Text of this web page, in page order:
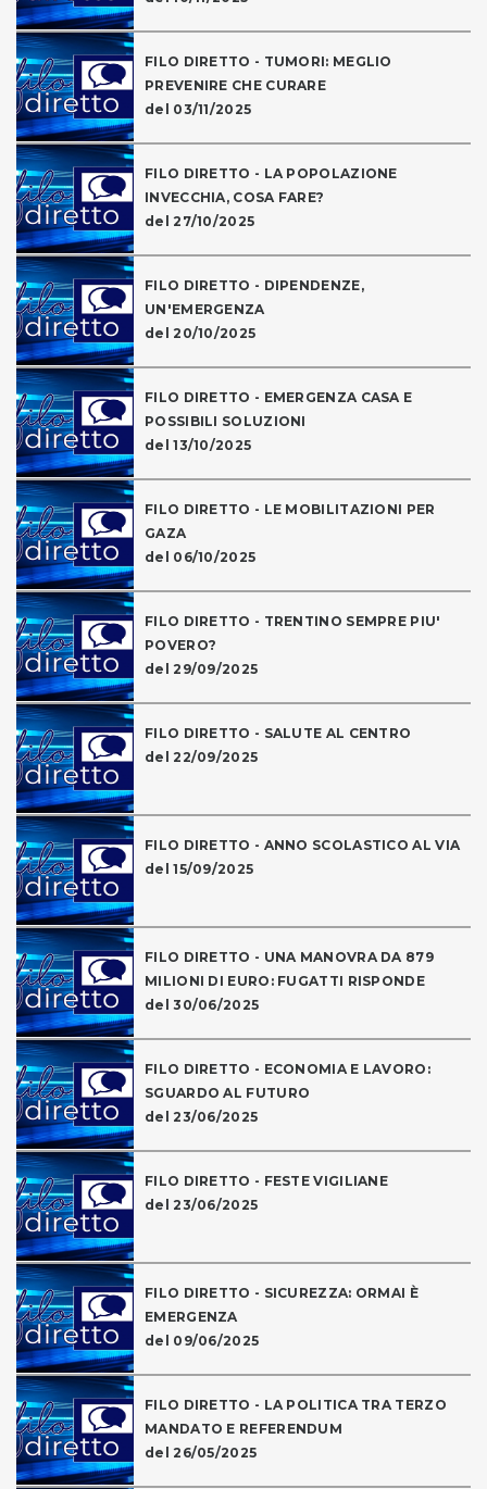
FILO DIRETTO - TUMORI: MEGLIO
PREVENIRE CHE CURARE
del 03/11/2025
FILO DIRETTO - LA POPOLAZIONE
INVECCHIA, COSA FARE?
del 27/10/2025
FILO DIRETTO - DIPENDENZE,
UN'EMERGENZA
del 20/10/2025
FILO DIRETTO - EMERGENZA CASA E
POSSIBILI SOLUZIONI
del 13/10/2025
FILO DIRETTO - LE MOBILITAZIONI PER
GAZA
del 06/10/2025
FILO DIRETTO - TRENTINO SEMPRE PIU'
POVERO?
del 29/09/2025
FILO DIRETTO - SALUTE AL CENTRO
del 22/09/2025
FILO DIRETTO - ANNO SCOLASTICO AL VIA
del 15/09/2025
FILO DIRETTO - UNA MANOVRA DA 879
MILIONI DI EURO: FUGATTI RISPONDE
del 30/06/2025
FILO DIRETTO - ECONOMIA E LAVORO:
SGUARDO AL FUTURO
del 23/06/2025
FILO DIRETTO - FESTE VIGILIANE
del 23/06/2025
FILO DIRETTO - SICUREZZA: ORMAI È
EMERGENZA
del 09/06/2025
FILO DIRETTO - LA POLITICA TRA TERZO
MANDATO E REFERENDUM
del 26/05/2025